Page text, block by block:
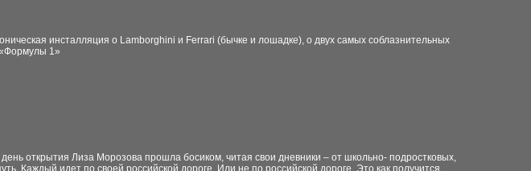
инсталляция о Lamborghini и Ferrari (бычке и лошадке), о двух самых соблазнительных
«Формулы 1»
открытия Лиза Морозова прошла босиком, читая свои дневники – от школьно- подростковых,
Каждый идет по своей российской дороге. Или не по российской дороге. Это как получится.